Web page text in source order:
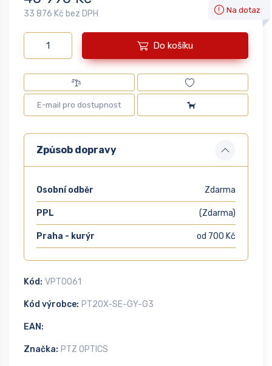
33 876 Kč bez DPH Na dotaz
Do košíku
Způsob dopravy
Osobní odběr Zdarma
PPL (Zdarma)
Praha - kurýr od 700 Kč
Kód: VPTO061
Kód výrobce: PT20X-SE-GY-G3
EAN:
Značka: PTZ OPTICS